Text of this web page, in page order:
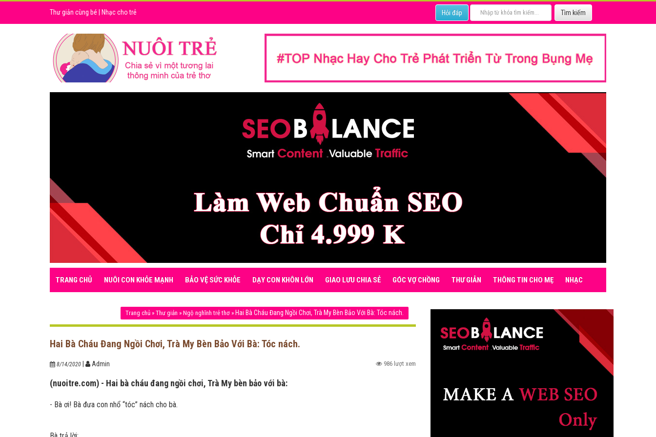
Thư giản cùng bé Nhạc cho trẻ Hỏi đáp
TRANG CHỦ NUÔI CON KHỎE MẠNH BẢO VỆ SỨC KHỎE DẠY CON KHÔN LỚN GIAO LƯU CHIA SẺ GÓC VỢ CHỒNG THƯ GIẢN THÔNG TIN CHO MẸ NHẠC
Trang chủ » Thư giản » Ngộ nghĩnh trẻ thơ » Hai Bà Cháu Đang Ngồi Chơi, Trà My Bèn Bảo Với Bà: Tóc nách.
Hai Bà Cháu Đang Ngồi Chơi, Trà My Bèn Bảo Với Bà: Tóc nách.
8/14/2020 Admin 986 lượt xem
(nuoitre.com) - Hai bà cháu đang ngồi chơi, Trà My bèn bảo với bà:
- Bà ơi! Bà đưa con nhổ “tóc” nách cho bà.